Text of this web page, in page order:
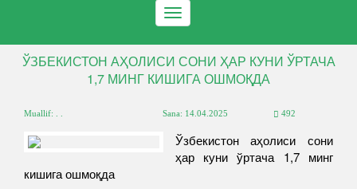
Toggle
navigation
ЎЗБЕКИСТОН АҲОЛИСИ СОНИ ҲАР КУНИ ЎРТАЧА
1,7 МИНГ КИШИГА ОШМОҚДА
Muallif: . . Sana: 14.04.2025 492
Ўзбекистон аҳолиси сони
ҳар куни ўртача 1,7 минг
кишига ошмоқда